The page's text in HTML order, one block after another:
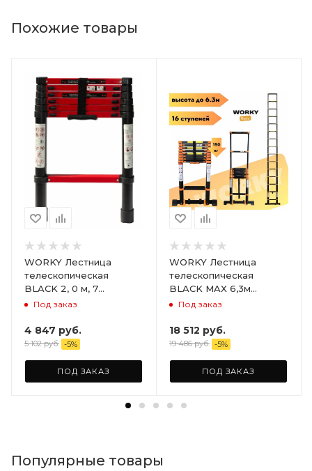
Похожие товары
WORKY Лестница
телескопическая
BLACK 2, 0 м, 7
ступеней, ARD245816
Под заказ
4 847 руб.
5 102руб. -5%
ПОД ЗАКАЗ
WORKY Лестница
телескопическая
BLACK MAX 6,3м
16ступеней ARD258457
Под заказ
18 512 руб.
19 486руб. -5%
ПОД ЗАКАЗ
Популярные товары